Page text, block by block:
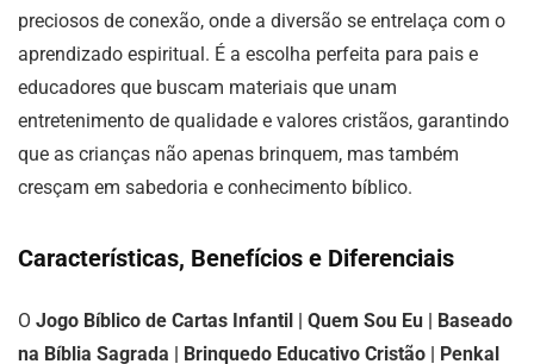
preciosos de conexão, onde a diversão se entrelaça com o
aprendizado espiritual. É a escolha perfeita para pais e
educadores que buscam materiais que unam
entretenimento de qualidade e valores cristãos, garantindo
que as crianças não apenas brinquem, mas também
cresçam em sabedoria e conhecimento bíblico.
Características, Benefícios e Diferenciais
O Jogo Bíblico de Cartas Infantil | Quem Sou Eu | Baseado
na Bíblia Sagrada | Brinquedo Educativo Cristão | Penkal